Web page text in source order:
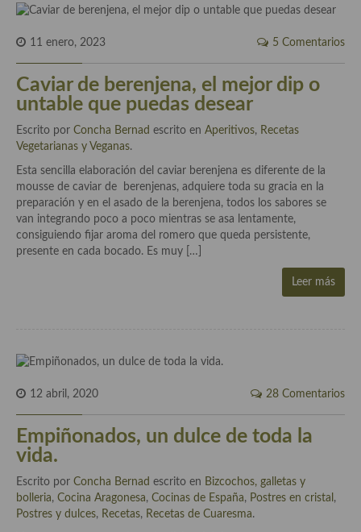
Recetas
Acompañamientos
Airfryer recetas
Aderezos, salsas, vinagretas, especias, hierbas aromáticas o
aditivos
Especias, mezclas de especias
Sales y polvos
Salsas y mojos
Adobos
Aperitivos
Bebidas
11 enero, 2023 5 Comentarios
Caviar de berenjena, el mejor dip o
untable que puedas desear
Escrito por Concha Bernad escrito en Aperitivos, Recetas
Vegetarianas y Veganas.
Esta sencilla elaboración del caviar berenjena es diferente de la
mousse de caviar de berenjenas, adquiere toda su gracia en la
preparación y en el asado de la berenjena, todos los sabores se
van integrando poco a poco mientras se asa lentamente,
consiguiendo fijar aroma del romero que queda persistente,
presente en cada bocado. Es muy […]
Leer más
12 abril, 2020 28 Comentarios
Empiñonados, un dulce de toda la
vida.
Escrito por Concha Bernad escrito en Bizcochos, galletas y
bolleria, Cocina Aragonesa, Cocinas de España, Postres en cristal ,
Postres y dulces, Recetas, Recetas de Cuaresma.